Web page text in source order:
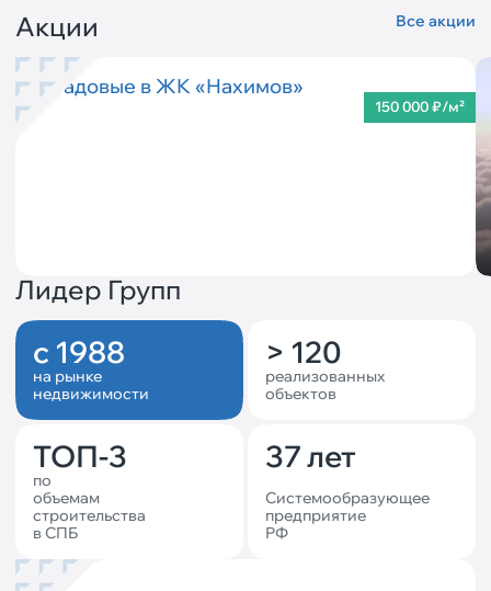
Акции Все акции
150 000 ₽/м²
Кладовые в ЖК «Нахимов»
Лидер Групп
c 1988
на рынке
недвижимости
> 120
реализованных
объектов
ТОП-3
по
объемам
строительства
в СПБ
37 лет
Системообразующее
предприятие
РФ